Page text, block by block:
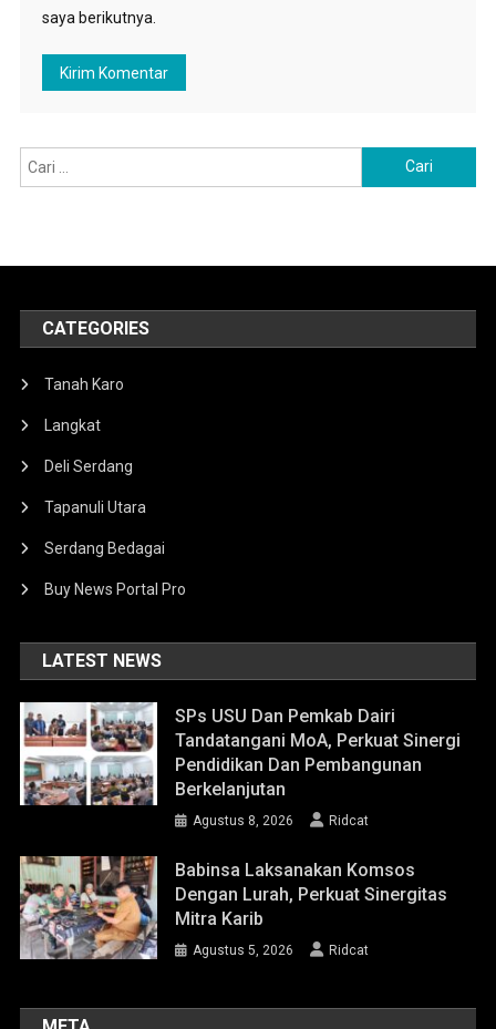
saya berikutnya.
untuk:
CATEGORIES
Tanah Karo
Langkat
Deli Serdang
Tapanuli Utara
Serdang Bedagai
Buy News Portal Pro
LATEST NEWS
SPs USU Dan Pemkab Dairi
Tandatangani MoA, Perkuat Sinergi
Pendidikan Dan Pembangunan
Berkelanjutan
Agustus 8, 2026 Ridcat
Babinsa Laksanakan Komsos
Dengan Lurah, Perkuat Sinergitas
Mitra Karib
Agustus 5, 2026 Ridcat